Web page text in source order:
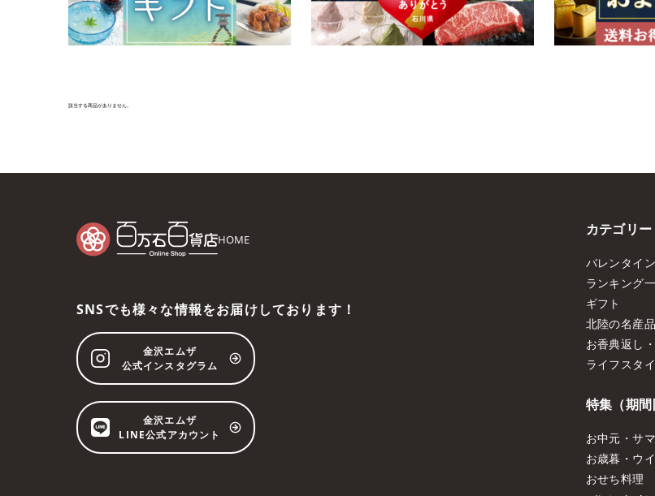
該当する商品がありません。
HOME
カテゴリー
バレンタイン
ランキング
ギフト
北陸の名産品
お香典返し
ライフスタ
特集（期間
お中元・サ
お歳暮・ウ
おせち料理
SNSでも様々な情報をお届けしております！
金沢エムザ
公式インスタグラム
金沢エムザ
LINE公式アカウント